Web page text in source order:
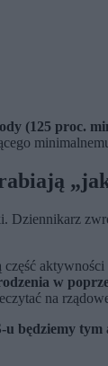
(125 proc.
część
w
na
będziemy